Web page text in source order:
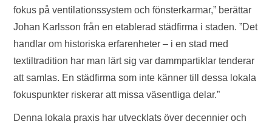
fokus på ventilationssystem och fönsterkarmar,” berättar
Johan Karlsson från en etablerad städfirma i staden. ”Det
handlar om historiska erfarenheter – i en stad med
textiltradition har man lärt sig var dammpartiklar tenderar
att samlas. En städfirma som inte känner till dessa lokala
fokuspunkter riskerar att missa väsentliga delar.”
Denna lokala praxis har utvecklats över decennier och